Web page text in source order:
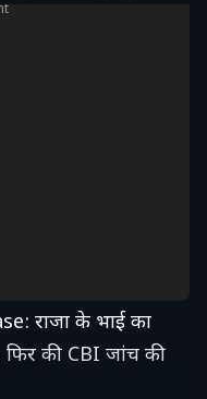
राजा के भाई का
फिर की CBI जांच की